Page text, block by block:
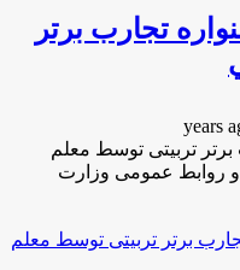
تجارب برتر
تربیتی توسط معلم
و روابط عمومی وزارت